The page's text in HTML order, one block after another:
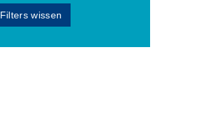
Filters wissen